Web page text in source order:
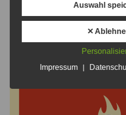
Auswahl
✕
Impressum
|